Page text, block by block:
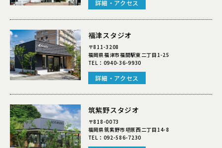
詳細・アクセス
福津スタジオ
〒811-3208
福岡県福津市福間駅東二丁目1-25
TEL： 0940-36-9930
詳細・アクセス
筑紫野スタジオ
〒818-0073
福岡県筑紫野市塔原西二丁目14-8
TEL： 092-586-7230